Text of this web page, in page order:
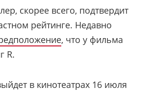
скорее всего, подтвердит
рейтинге. Недавно
, что у фильма
R.
в кинотеатрах 16 июля